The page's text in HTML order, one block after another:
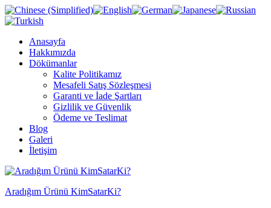
Anasayfa
Hakkımızda
Dökümanlar
Kalite Politikamız
Mesafeli Satış Sözleşmesi
Garanti ve İade Şartları
Gizlilik ve Güvenlik
Ödeme ve Teslimat
Blog
Galeri
İletişim
Aradığım Ürünü KimSatarKi?